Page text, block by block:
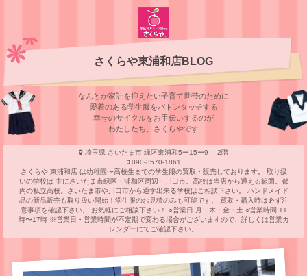
さくらや東浦和店BLOG
なんとか家計を抑えたい子育て世帯のために
愛着のある学⽣服をバトンタッチする
幸せのサイクルをお⼿伝いするのが
わたしたち、さくらやです
埼玉県 さいたま市 緑区東浦和5ー15ー9 2階
090-3570-1861
さくらや 東浦和店 は幼稚園〜高校生までの学生服の買取・販売しております。 取り扱
いの学校は 主にさいたま市緑区・浦和区周辺・川口市。高校は当店から通える範囲。都
内の私立高校。さいたま市や川口市から通学出来る学校はご相談下さい。 ハンドメイド
品の新品販売も取り扱い開始！学生服のお見積のみも可能です。 買取・購入時は必ず注
意事項を確認下さい。 お気軽にご相談下さい！ ○営業日 月・木・金・土 ○営業時間 11
時〜17時 ※営業日・営業時間が不定期で変わる場合がございますので、詳しくは営業カ
レンダーにてご確認下さい。